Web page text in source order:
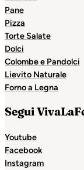
Pane
Pizza
Torte Salate
Dolci
Colombe e Pandolci
Lievito Naturale
Forno a Legna
Segui
Youtube
Facebook
Instagram